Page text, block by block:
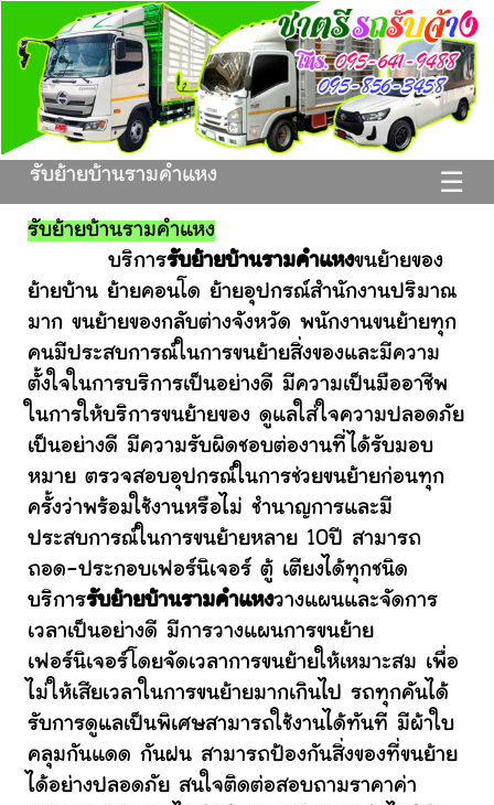
☰
รับย้ายบ้านรามคำแหง
รับย้ายบ้านรามคำแหง
บริการรับย้ายบ้านรามคำแหงขนย้ายของ
ย้ายบ้าน ย้ายคอนโด ย้ายอุปกรณ์สำนักงานปริมาณ
มาก ขนย้ายของกลับต่างจังหวัด พนักงานขนย้ายทุก
คนมีประสบการณ์ในการขนย้ายสิ่งของและมีความ
ตั้งใจในการบริการเป็นอย่างดี มีความเป็นมืออาชีพ
ในการให้บริการขนย้ายของ ดูแลใส่ใจความปลอดภัย
เป็นอย่างดี มีความรับผิดชอบต่องานที่ได้รับมอบ
หมาย ตรวจสอบอุปกรณ์ในการช่วยขนย้ายก่อนทุก
ครั้งว่าพร้อมใช้งานหรือไม่ ชำนาญการและมี
ประสบการณ์ในการขนย้ายหลาย 10ปี สามารถ
ถอด-ประกอบเฟอร์นิเจอร์ ตู้ เตียงได้ทุกชนิด
บริการรับย้ายบ้านรามคำแหงวางแผนและจัดการ
เวลาเป็นอย่างดี มีการวางแผนการขนย้าย
เฟอร์นิเจอร์โดยจัดเวลาการขนย้ายให้เหมาะสม เพื่อ
ไม่ให้เสียเวลาในการขนย้ายมากเกินไป รถทุกคันได้
รับการดูแลเป็นพิเศษสามารถใช้งานได้ทันที มีผ้าใบ
คลุมกันแดด กันฝน สามารถป้องกันสิ่งของที่ขนย้าย
ได้อย่างปลอดภัย สนใจติดต่อสอบถามราคาค่า